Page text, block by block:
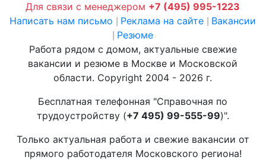
Для связи с менеджером +7 (495) 995-1223
Написать нам письмо
Реклама на сайте Вакансии
Резюме
Работа рядом с домом, актуальные свежие
вакансии и резюме в Москве и Московской
области. Copyright 2004 - 2026 г.
Бесплатная телефонная "Справочная по
трудоустройству (+7 495) 99-555-99)".
Только актуальная работа и свежие вакансии от
прямого работодателя Московского региона!